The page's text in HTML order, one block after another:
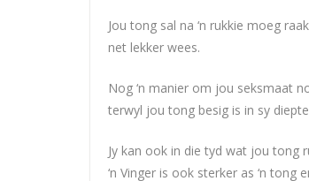
Jou tong sal na ‘n rukkie moeg
net lekker wees.
Nog ‘n manier om jou seksmaat
terwyl jou tong besig is in sy
Jy kan ook in die tyd wat jou tong
‘n Vinger is ook sterker as ‘n tong